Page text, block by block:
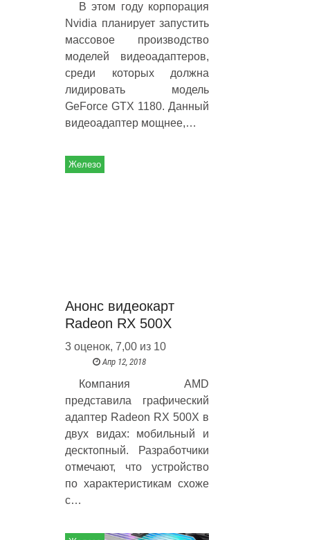
В этом году корпорация
Nvidia планирует запустить
массовое производство
моделей видеоадаптеров,
среди которых должна
лидировать модель
GeForce GTX 1180. Данный
видеоадаптер мощнее,…
Железо
Анонс видеокарт
Radeon RX 500X
3 оценок, 7,00 из 10
Апр 12, 2018
Компания AMD
представила графический
адаптер Radeon RX 500X в
двух видах: мобильный и
десктопный. Разработчики
отмечают, что устройство
по характеристикам схоже
с…